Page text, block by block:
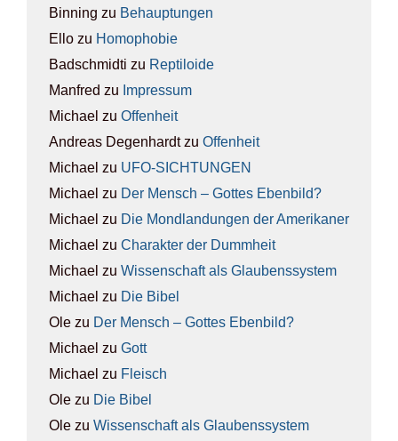
Binning zu Behaup­tun­gen
Ello zu Homo­pho­bie
Badschmidti zu Rep­ti­lo­ide
Manfred zu Impres­sum
Michael zu Offen­heit
Andreas Degenhardtzu Offen­heit
Michael zu UFO-SICH­TUN­GEN
Michael zu Der Mensch – Got­tes Eben­bild?
Michael zu Die Mond­lan­dun­gen der Ame­ri­ka­ner
Michael zu Cha­rak­ter der Dumm­heit
Michael zu Wis­sen­schaft als Glau­bens­sys­tem
Michael zu Die Bibel
Ole zu Der Mensch – Got­tes Eben­bild?
Michael zu Gott
Michael zu Fleisch
Ole zu Die Bibel
Ole zu Wis­sen­schaft als Glau­bens­sys­tem